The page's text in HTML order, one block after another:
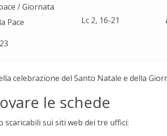
/ Giornata
Pace
Lc 2, 16-21
celebrazione del Santo Natale e della
le schede
scaricabili sui siti web dei tre uffici: